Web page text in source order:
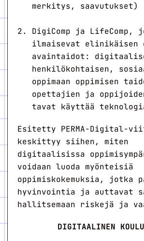
merkitys, saavutukset)
DigiComp ja LifeComp,
ilmaisevat elinikäisen
avaintaidot:
henkilökohtaisen,
oppimaan oppimisen
opettajien ja
tavat käyttää
Esitetty PERMA-Digital-
keskittyy siihen, miten
digitaalisissa
voidaan luoda myönteisiä
oppimiskokemuksia, jotka
hyvinvointia ja auttavat
hallitsemaan riskejä ja
DIGITAALINEN